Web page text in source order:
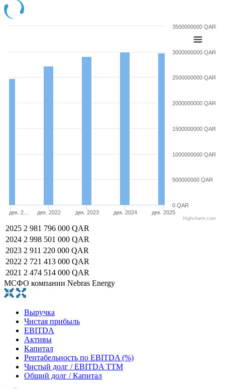
дек. 2… дек. 2022 дек. 2023 дек. 2024 дек. 2025
0 QAR
500000000 QAR
1000000000 QAR
1500000000 QAR
2000000000 QAR
2500000000 QAR
3000000000 QAR
3500000000 QAR
Highcharts.com
2025 2 981 796 000 QAR
2024 2 998 501 000 QAR
2023 2 911 220 000 QAR
2022 2 721 413 000 QAR
2021 2 474 514 000 QAR
МСФО компании Nebras Energy
Выручка
Чистая прибыль
EBITDA
Активы
Капитал
Рентабельность по EBITDA (%)
Чистый долг / EBITDA TTM
Общий долг / Капитал